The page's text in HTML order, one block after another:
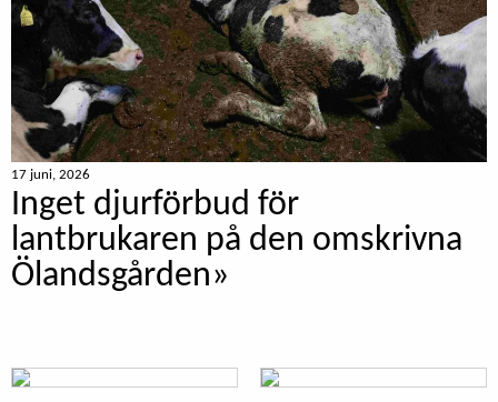
17 juni, 2026
Inget djurförbud för
lantbrukaren på den omskrivna
Ölandsgården»